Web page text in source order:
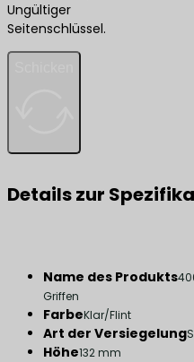
Ungültiger
Seitenschlüssel.
Details zur
Name des Produkts
Griffen
FarbeKlar/Flint
Art der Versiegelung
Höhe132 mm